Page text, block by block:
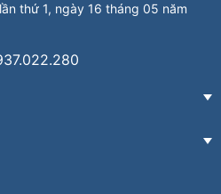
thứ 1, ngày 16 tháng 05 năm